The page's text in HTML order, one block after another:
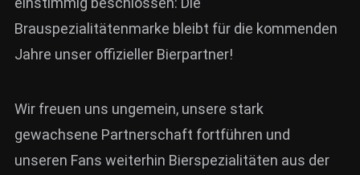
Brauspezialitätenmarke bleibt für die kommenden
Jahre unser offizieller Bierpartner!
Wir freuen uns ungemein, unsere stark
gewachsene Partnerschaft fortführen und
unseren Fans weiterhin Bierspezialitäten aus der